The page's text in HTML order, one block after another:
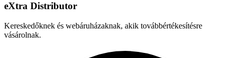
eXtra Distributor
Kereskedőknek és webáruházaknak, akik továbbértékesítésre
vásárolnak.